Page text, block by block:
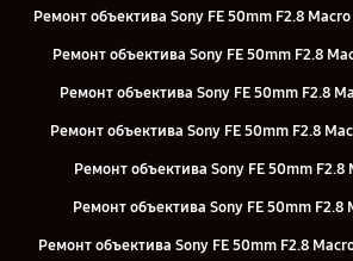
Ремонт объектива Sony FE 50mm F2.8
Ремонт объектива Sony FE 50mm F2.8
Ремонт объектива Sony FE 50mm F2.8
Ремонт объектива Sony FE 50mm F2.8
Ремонт объектива Sony FE 50mm F2.8
Ремонт объектива Sony FE 50mm F2.8
Ремонт объектива Sony FE 50mm F2.8